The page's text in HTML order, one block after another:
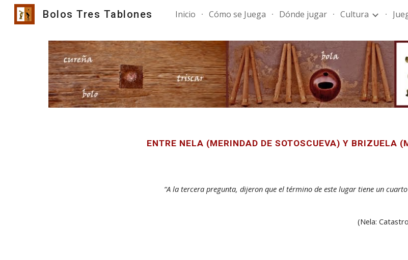
Skip to main content
Bolos Tres Tablones Inicio Cómo se Juega Dónde jugar Cultura
ENTRE NELA (MERINDAD DE SOTOSCUEVA) Y BRIZUELA
“A la tercera pregunta, dijeron que el término de este lugar tiene un
(Nela: